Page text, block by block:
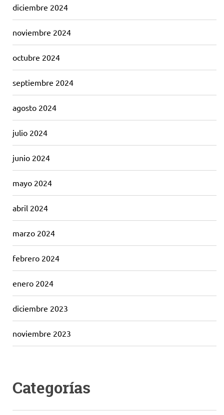
diciembre 2024
noviembre 2024
octubre 2024
septiembre 2024
agosto 2024
julio 2024
junio 2024
mayo 2024
abril 2024
marzo 2024
febrero 2024
enero 2024
diciembre 2023
noviembre 2023
Categorías